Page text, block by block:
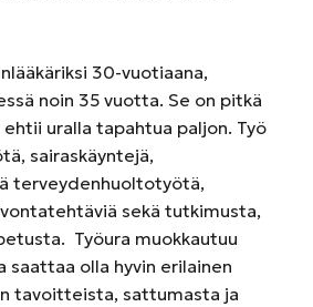
30-vuotiaana,
noin 35 vuotta. Se on pitkä
ehtii uralla tapahtua paljon. Työ
sairaskäyntejä,
terveydenhuoltotyötä,
sekä tutkimusta,
Työura muokkautuu
saattaa olla hyvin erilainen
tavoitteista, sattumasta ja